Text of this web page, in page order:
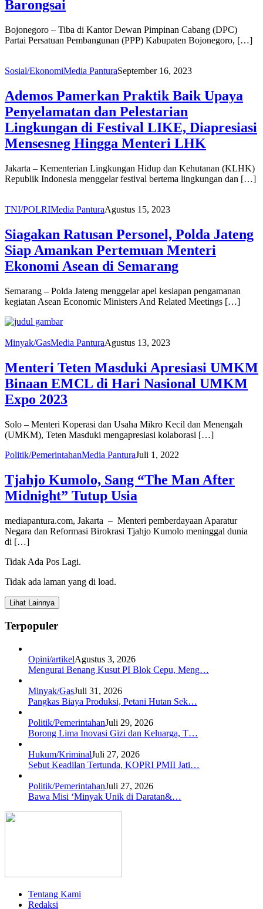
Barongsai
Bojonegoro – Tiba di Kantor Dewan Pimpinan Cabang (DPC)
Partai Persatuan Pembangunan (PPP) Kabupaten Bojonegoro, […]
Sosial/EkonomiMedia PanturaSeptember 16, 2023
Ademos Pamerkan Praktik Baik Upaya
Penyelamatan dan Pelestarian
Lingkungan di Festival LIKE, Diapresiasi
Mensesneg Hingga Menteri LHK
Jakarta – Kementerian Lingkungan Hidup dan Kehutanan (KLHK)
Republik Indonesia menggelar festival bertema lingkungan dan […]
TNI/POLRIMedia PanturaAgustus 15, 2023
Siagakan Ratusan Personel, Polda Jateng
Siap Amankan Pertemuan Menteri
Ekonomi Asean di Semarang
Semarang – Polda Jateng menggelar apel kesiapan pengamanan
kegiatan Asean Economic Ministers And Related Meetings […]
Minyak/GasMedia PanturaAgustus 13, 2023
Menteri Teten Masduki Apresiasi UMKM
Binaan EMCL di Hari Nasional UMKM
Expo 2023
Solo – Menteri Koperasi dan Usaha Mikro Kecil dan Menengah
(UMKM), Teten Masduki mengapresiasi kolaborasi […]
Politik/PemerintahanMedia PanturaJuli 1, 2022
Tjahjo Kumolo, Sang “The Man After
Midnight” Tutup Usia
mediapantura.com, Jakarta – Menteri pemberdayaan Aparatur
Negara dan Reformasi Birokrasi Tjahjo Kumolo meninggal dunia
di […]
Tidak Ada Pos Lagi.
Tidak ada laman yang di load.
Lihat Lainnya
Terpopuler
Opini/artikelAgustus 3, 2026
Mengurai Benang Kusut PI Blok Cepu, Meng…
Minyak/GasJuli 31, 2026
Pangkas Biaya Produksi, Petani Hutan Sek…
Politik/PemerintahanJuli 29, 2026
Borong Lima Inovasi Gizi dan Keluarga, T…
Hukum/KriminalJuli 27, 2026
Sebut Keadilan Tertunda, KOPRI PMII Jati…
Politik/PemerintahanJuli 27, 2026
Bawa Misi ‘Minyak Unik di Daratan&…
Tentang Kami
Redaksi